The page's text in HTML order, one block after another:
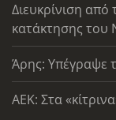
Διευκρίνιση από
κατάκτησης του
Άρης: Υπέγραψε
AEK: Στα